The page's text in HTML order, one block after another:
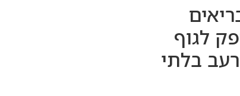
לגוף
בלתי